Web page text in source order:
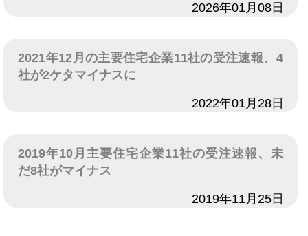
2026年01月08日
2021年12月の主要住宅企業11社の受注速報、4
社が2ケタマイナスに
2022年01月28日
2019年10月主要住宅企業11社の受注速報、未
だ8社がマイナス
2019年11月25日